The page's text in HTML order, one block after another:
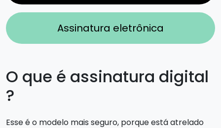
Assinatura eletrônica
O que é assinatura digital
?
Esse é o modelo mais seguro, porque está atrelado